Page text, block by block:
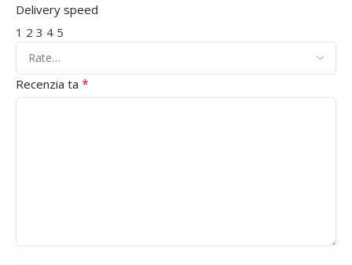
Delivery speed
1 2 3 4 5
Recenzia ta *